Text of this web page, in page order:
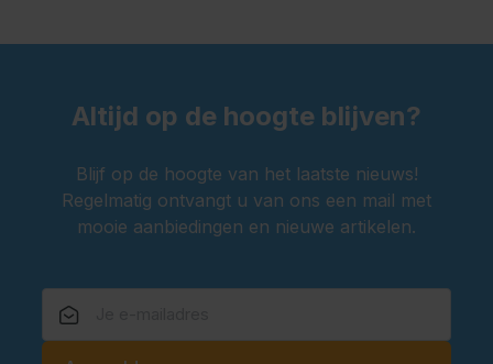
Altijd op de hoogte blijven?
Blijf op de hoogte van het laatste nieuws!
Regelmatig ontvangt u van ons een mail met
mooie aanbiedingen en nieuwe artikelen.